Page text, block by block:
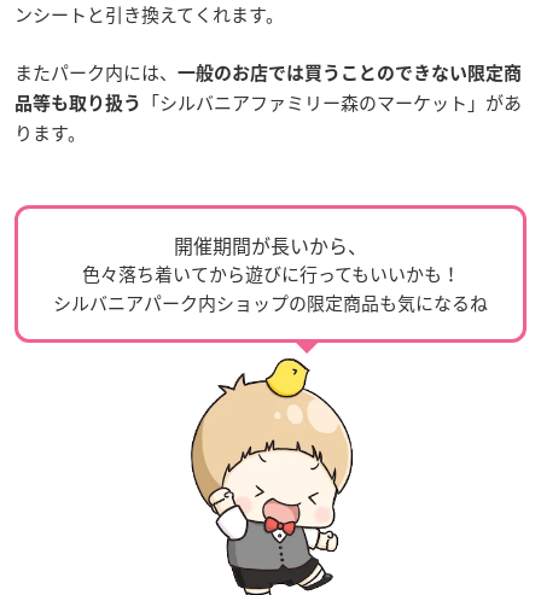
ンシートと引き換えてくれます。
またパーク内には、
一般のお店では買うことのできない限定商
品等も取り扱う
「シルバニアファミリー森のマーケット」があ
ります。
開催期間が長いから、
色々落ち着いてから遊びに行ってもいいかも！
シルバニアパーク内ショップの限定商品も気になるね